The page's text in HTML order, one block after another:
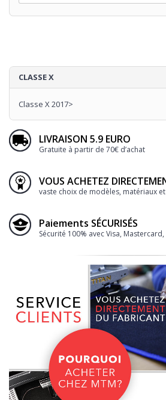
CLASSE X
Classe X 2017>
LIVRAISON 5.9 EURO
Gratuite à partir de 70€ d’achat
VOUS ACHETEZ
vaste choix de modèles, matériaux
Paiements SÉCURISÉS
Sécurité 100% avec Visa,